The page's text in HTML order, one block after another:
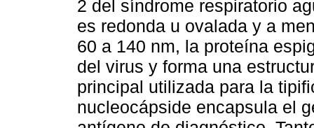
2 del síndrome respiratorio
es redonda u ovalada y a
60 a 140 nm, la proteína
del virus y forma una
principal utilizada para la
nucleocápside encapsula el